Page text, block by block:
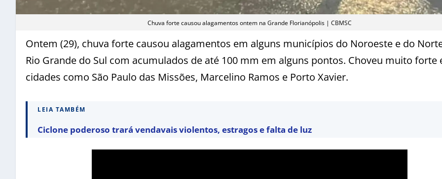
Chuva forte causou alagamentos ontem na Grande Florianópolis | CBMSC
Ontem (29), chuva forte causou alagamentos em alguns municípios do Noroeste e do
Rio Grande do Sul com acumulados de até 100 mm em alguns pontos. Choveu muito forte
cidades como São Paulo das Missões, Marcelino Ramos e Porto Xavier.
LEIA TAMBÉM
Ciclone poderoso trará vendavais violentos, estragos e falta de luz